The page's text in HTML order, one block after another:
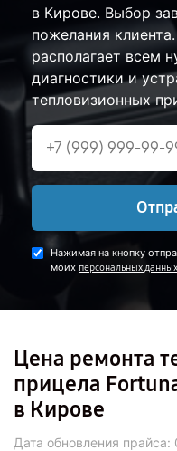
в Кирове. Выбор
пожелания
располагает всем
диагностики и
тепловизионных
Нажимая на кнопку
моих персональных данных
Цена ремонта
прицела
в Кирове
Дата обновления прайса: